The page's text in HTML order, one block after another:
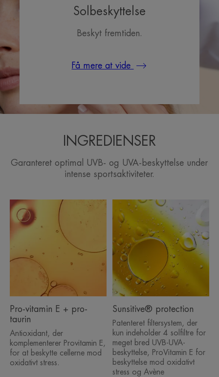
Med dens meget flydende og lette konsistens er den
Med duft
tilfredse.
Solbeskyttelse
Beskyt fremtiden.
Få mere at vide
INGREDIENSER
Garanteret optimal UVB- og UVA-beskyttelse under
intense sportsaktiviteter.
Pro-vitamin E + pro-
taurin
Antioxidant, der
komplementerer Provitamin E,
for at beskytte cellerne mod
oxidativt stress.
Sunsitive® protection
Patenteret filtersystem, der
kun indeholder 4 solfiltre for
meget bred UVB-UVA-
beskyttelse, ProVitamin E for
beskyttelse mod oxidativt
stress og Avène